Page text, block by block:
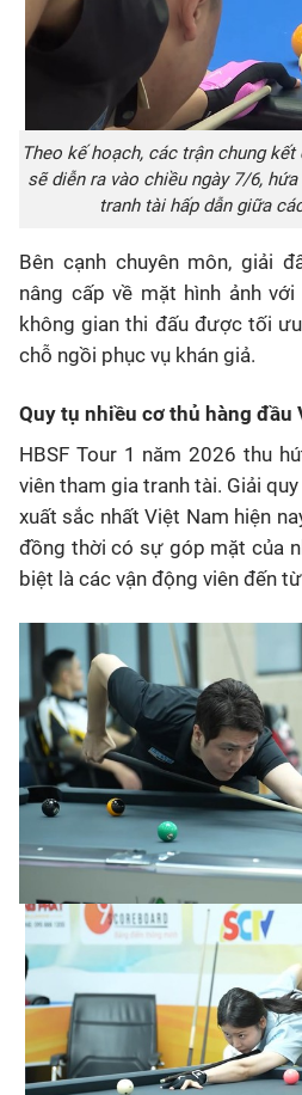
Theo kế hoạch, các trận chung kết
sẽ diễn ra vào chiều ngày 7/6,
tranh tài hấp dẫn giữa
Bên cạnh chuyên môn, giải
nâng cấp về mặt hình ảnh
không gian thi đấu được tối
chỗ ngồi phục vụ khán giả.
Quy tụ nhiều cơ thủ hàng đầu
HBSF Tour 1 năm 2026 thu
viên tham gia tranh tài. Giải
xuất sắc nhất Việt Nam hiện
đồng thời có sự góp mặt của
biệt là các vận động viên đến